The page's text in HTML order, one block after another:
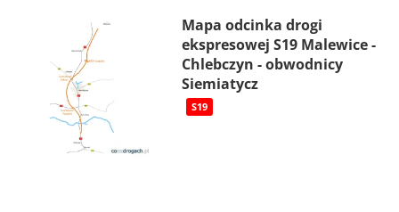
Mapa odcinka drogi
ekspresowej S19 Malewice -
Chlebczyn - obwodnicy
Siemiatycz
S19